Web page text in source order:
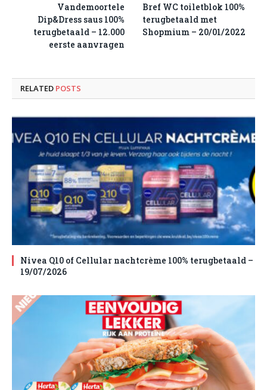
Vandemoortele
Dip&Dress saus 100%
terugbetaald – 12.000
eerste aanvragen
Bref WC toiletblok 100%
terugbetaald met
Shopmium – 20/01/2022
RELATED POSTS
Nivea Q10 of Cellular nachtcrème 100% terugbetaald –
19/07/2026